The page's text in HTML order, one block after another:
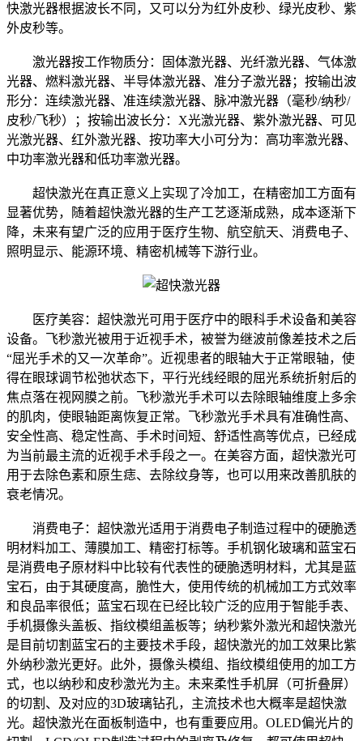
快激光器根据波长不同，又可以分为红外皮秒、绿光皮秒、紫
外皮秒等。
激光器按工作物质分：固体激光器、光纤激光器、气体激
光器、燃料激光器、半导体激光器、准分子激光器；按输出波
形分：连续激光器、准连续激光器、脉冲激光器（毫秒/纳秒/
皮秒/飞秒）；按输出波长分：X光激光器、紫外激光器、可见
光激光器、红外激光器、按功率大小可分为：高功率激光器、
中功率激光器和低功率激光器。
超快激光在真正意义上实现了冷加工，在精密加工方面有
显著优势，随着超快激光器的生产工艺逐渐成熟，成本逐渐下
降，未来有望广泛的应用于医疗生物、航空航天、消费电子、
照明显示、能源环境、精密机械等下游行业。
医疗美容：超快激光可用于医疗中的眼科手术设备和美容
设备。飞秒激光被用于近视手术，被誉为继波前像差技术之后
“屈光手术的又一次革命”。近视患者的眼轴大于正常眼轴，使
得在眼球调节松弛状态下，平行光线经眼的屈光系统折射后的
焦点落在视网膜之前。飞秒激光手术可以去除眼轴维度上多余
的肌肉，使眼轴距离恢复正常。飞秒激光手术具有准确性高、
安全性高、稳定性高、手术时间短、舒适性高等优点，已经成
为当前最主流的近视手术手段之一。在美容方面，超快激光可
用于去除色素和原生痣、去除纹身等，也可以用来改善肌肤的
衰老情况。
消费电子：超快激光适用于消费电子制造过程中的硬脆透
明材料加工、薄膜加工、精密打标等。手机钢化玻璃和蓝宝石
是消费电子原材料中比较有代表性的硬脆透明材料，尤其是蓝
宝石，由于其硬度高，脆性大，使用传统的机械加工方式效率
和良品率很低；蓝宝石现在已经比较广泛的应用于智能手表、
手机摄像头盖板、指纹模组盖板等；纳秒紫外激光和超快激光
是目前切割蓝宝石的主要技术手段，超快激光的加工效果比紫
外纳秒激光更好。此外，摄像头模组、指纹模组使用的加工方
式，也以纳秒和皮秒激光为主。未来柔性手机屏（可折叠屏）
的切割、及对应的3D玻璃钻孔，主流技术也大概率是超快激
光。超快激光在面板制造中，也有重要应用。OLED偏光片的